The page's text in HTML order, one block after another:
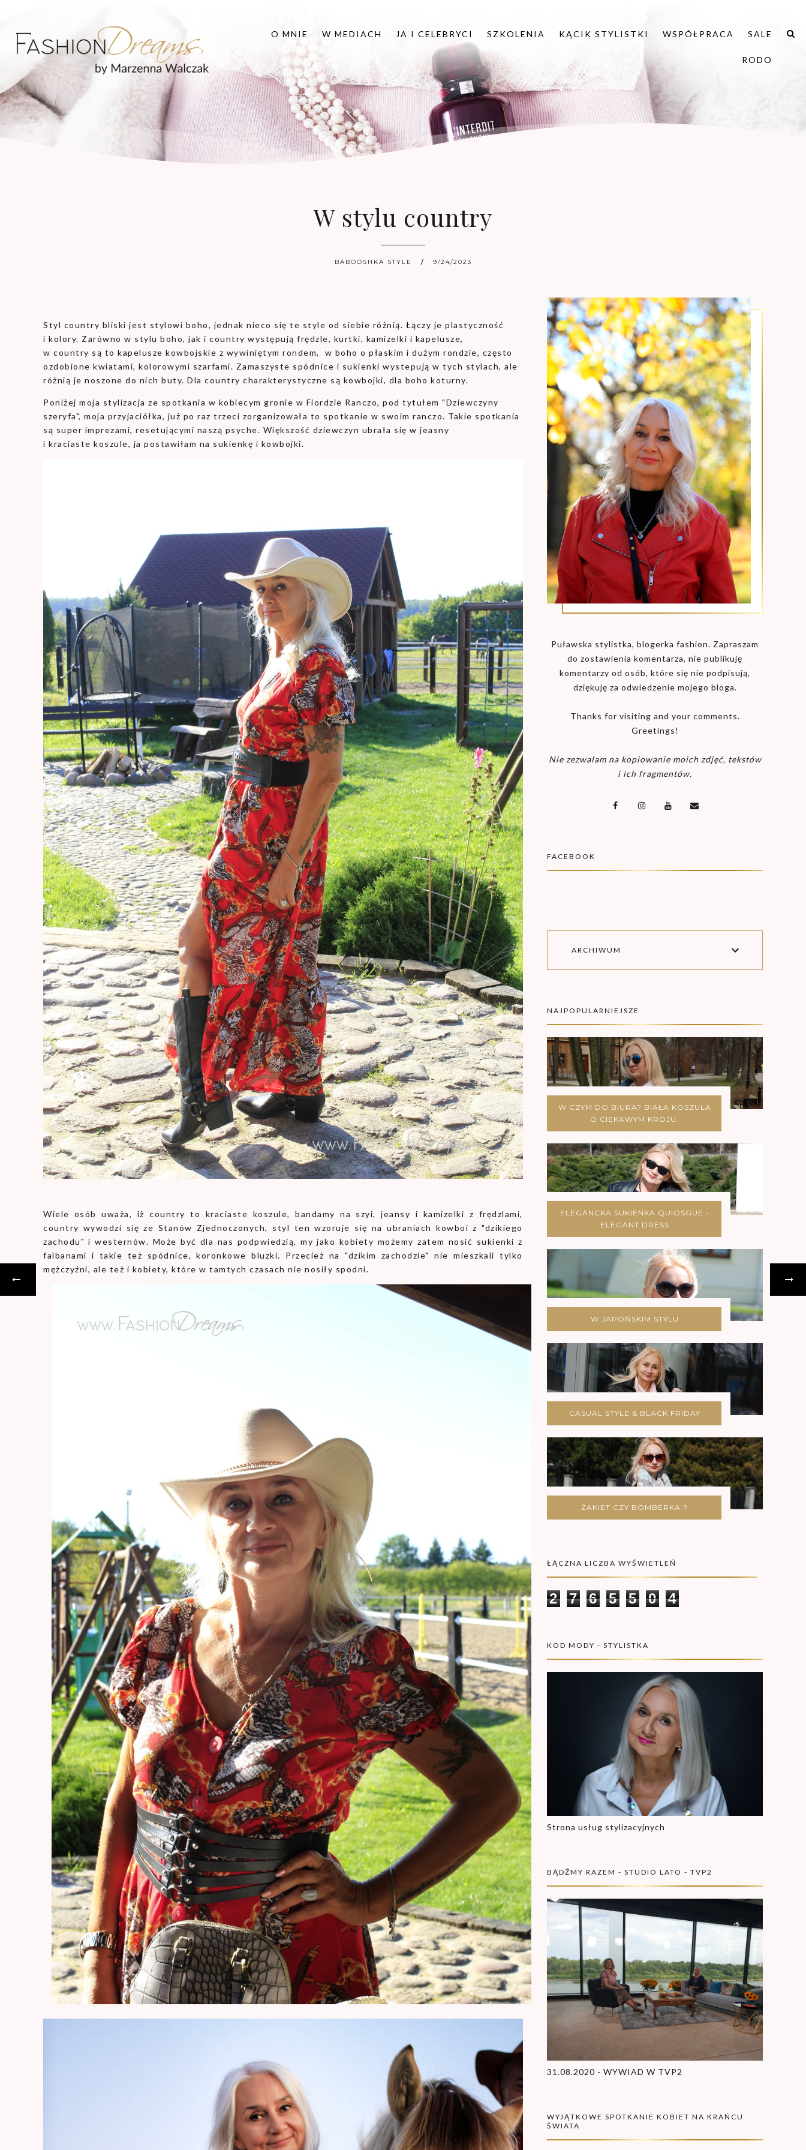
O MNIE W MEDIACH JA I CELEBRYCI SZKOLENIA KĄCIK STYLISTKI WSPÓŁPRACA SALE
RODO
W stylu country
BABOOSHKA STYLE 9/24/2023
Styl country bliski jest stylowi boho, jednak nieco się te style od siebie różnią. Łączy je plastyczność
i kolory. Zarówno w stylu boho, jak i country występują frędzle, kurtki, kamizelki i kapelusze,
w country są to kapelusze kowbojskie z wywiniętym rondem, w boho o płaskim i dużym rondzie, często
ozdobione kwiatami, kolorowymi szarfami. Zamaszyste spódnice i sukienki wystepują w tych stylach, ale
różnią je noszone do nich buty. Dla country charakterystyczne są kowbojki, dla boho koturny.
Poniżej moja stylizacja ze spotkania w kobiecym gronie w Fiordzie Ranczo, pod tytułem "Dziewczyny
szeryfa", moja przyjaciółka, już po raz trzeci zorganizowała to spotkanie w swoim ranczo. Takie spotkania
są super imprezami, resetującymi naszą psyche. Większość dziewczyn ubrała się w jeasny
i kraciaste koszule, ja postawiłam na sukienkę i kowbojki.
Wiele osób uważa, iż country to kraciaste koszule, bandamy na szyi, jeansy i kamizelki z frędzlami,
country wywodzi się ze Stanów Zjednoczonych, styl ten wzoruje się na ubraniach kowboi z "dzikiego
zachodu" i westernów. Może być dla nas podpwiedzią, my jako kobiety możemy zatem nosić sukienki z
falbanami i takie też spódnice, koronkowe bluzki. Przecież na "dzikim zachodzie" nie mieszkali tylko
mężczyźni, ale też i kobiety, które w tamtych czasach nie nosiły spodni.
Puławska stylistka, blogerka fashion. Zapraszam
do zostawienia komentarza, nie publikuję
komentarzy od osób, które się nie podpisują,
dziękuję za odwiedzenie mojego bloga.
Thanks for visiting and your comments.
Greetings!
Nie zezwalam na kopiowanie moich zdjęć, tekstów
i ich fragmentów.
FACEBOOK
ARCHIWUM
NAJPOPULARNIEJSZE
W CZYM DO BIURA? BIAŁA KOSZULA
O CIEKAWYM KROJU.
ELEGANCKA SUKIENKA QUIOSGUE -
ELEGANT DRESS
W JAPOŃSKIM STYLU
CASUAL STYLE & BLACK FRIDAY
ŻAKIET CZY BOMBERKA ?
ŁĄCZNA LICZBA WYŚWIETLEŃ
2 7 6 5 5 0 4
KOD MODY - STYLISTKA
Strona usług stylizacyjnych
BĄDŹMY RAZEM - STUDIO LATO - TVP2
31.08.2020 - WYWIAD W TVP2
WYJĄTKOWE SPOTKANIE KOBIET NA KRAŃCU
ŚWIATA